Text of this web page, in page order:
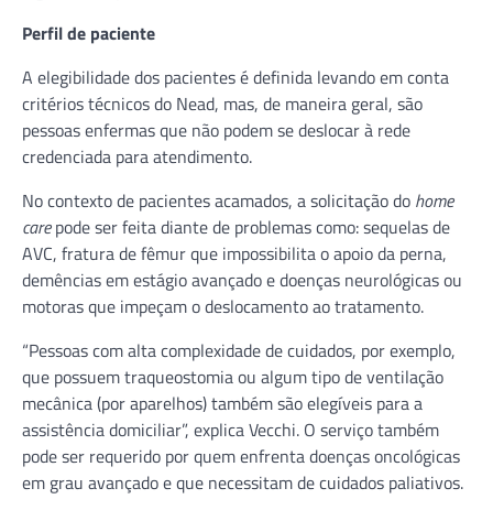
Perfil de paciente
A elegibilidade dos pacientes é definida levando em conta
critérios técnicos do Nead, mas, de maneira geral, são
pessoas enfermas que não podem se deslocar à rede
credenciada para atendimento.
No contexto de pacientes acamados, a solicitação do home
carepode ser feita diante de problemas como: sequelas de
AVC, fratura de fêmur que impossibilita o apoio da perna,
demências em estágio avançado e doenças neurológicas ou
motoras que impeçam o deslocamento ao tratamento.
“Pessoas com alta complexidade de cuidados, por exemplo,
que possuem traqueostomia ou algum tipo de ventilação
mecânica (por aparelhos) também são elegíveis para a
assistência domiciliar”, explica Vecchi. O serviço também
pode ser requerido por quem enfrenta doenças oncológicas
em grau avançado e que necessitam de cuidados paliativos.